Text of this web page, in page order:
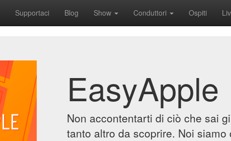
Supportaci Blog Show Conduttori Ospiti
EasyApple
Non accontentarti di ciò che sai
tanto altro da scoprire. Noi siamo